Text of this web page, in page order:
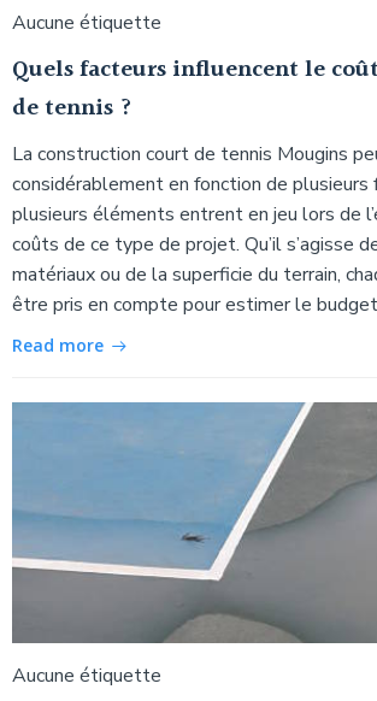
Aucune étiquette
Quels facteurs influencent le
de tennis ?
La construction court de tennis Mougins
considérablement en fonction de plusieurs
plusieurs éléments entrent en jeu lors de
coûts de ce type de projet. Qu’il s’agisse
matériaux ou de la superficie du terrain,
être pris en compte pour estimer le
Read more
Aucune étiquette